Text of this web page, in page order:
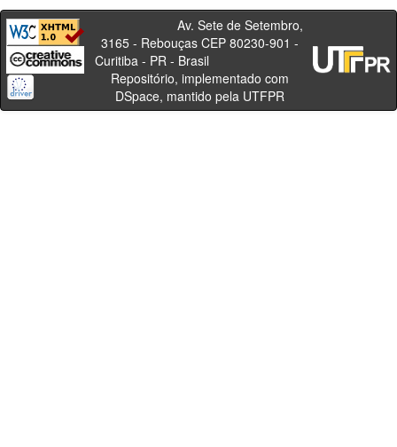
Av. Sete de Setembro,
3165 - Rebouças CEP 80230-901 -
Curitiba - PR - Brasil
Repositório, implementado com
DSpace, mantido pela UTFPR